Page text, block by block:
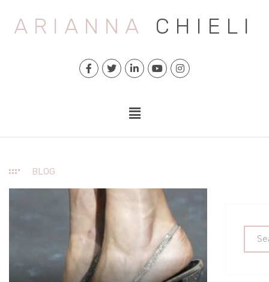
ARIANNA CHIELI
BLOG